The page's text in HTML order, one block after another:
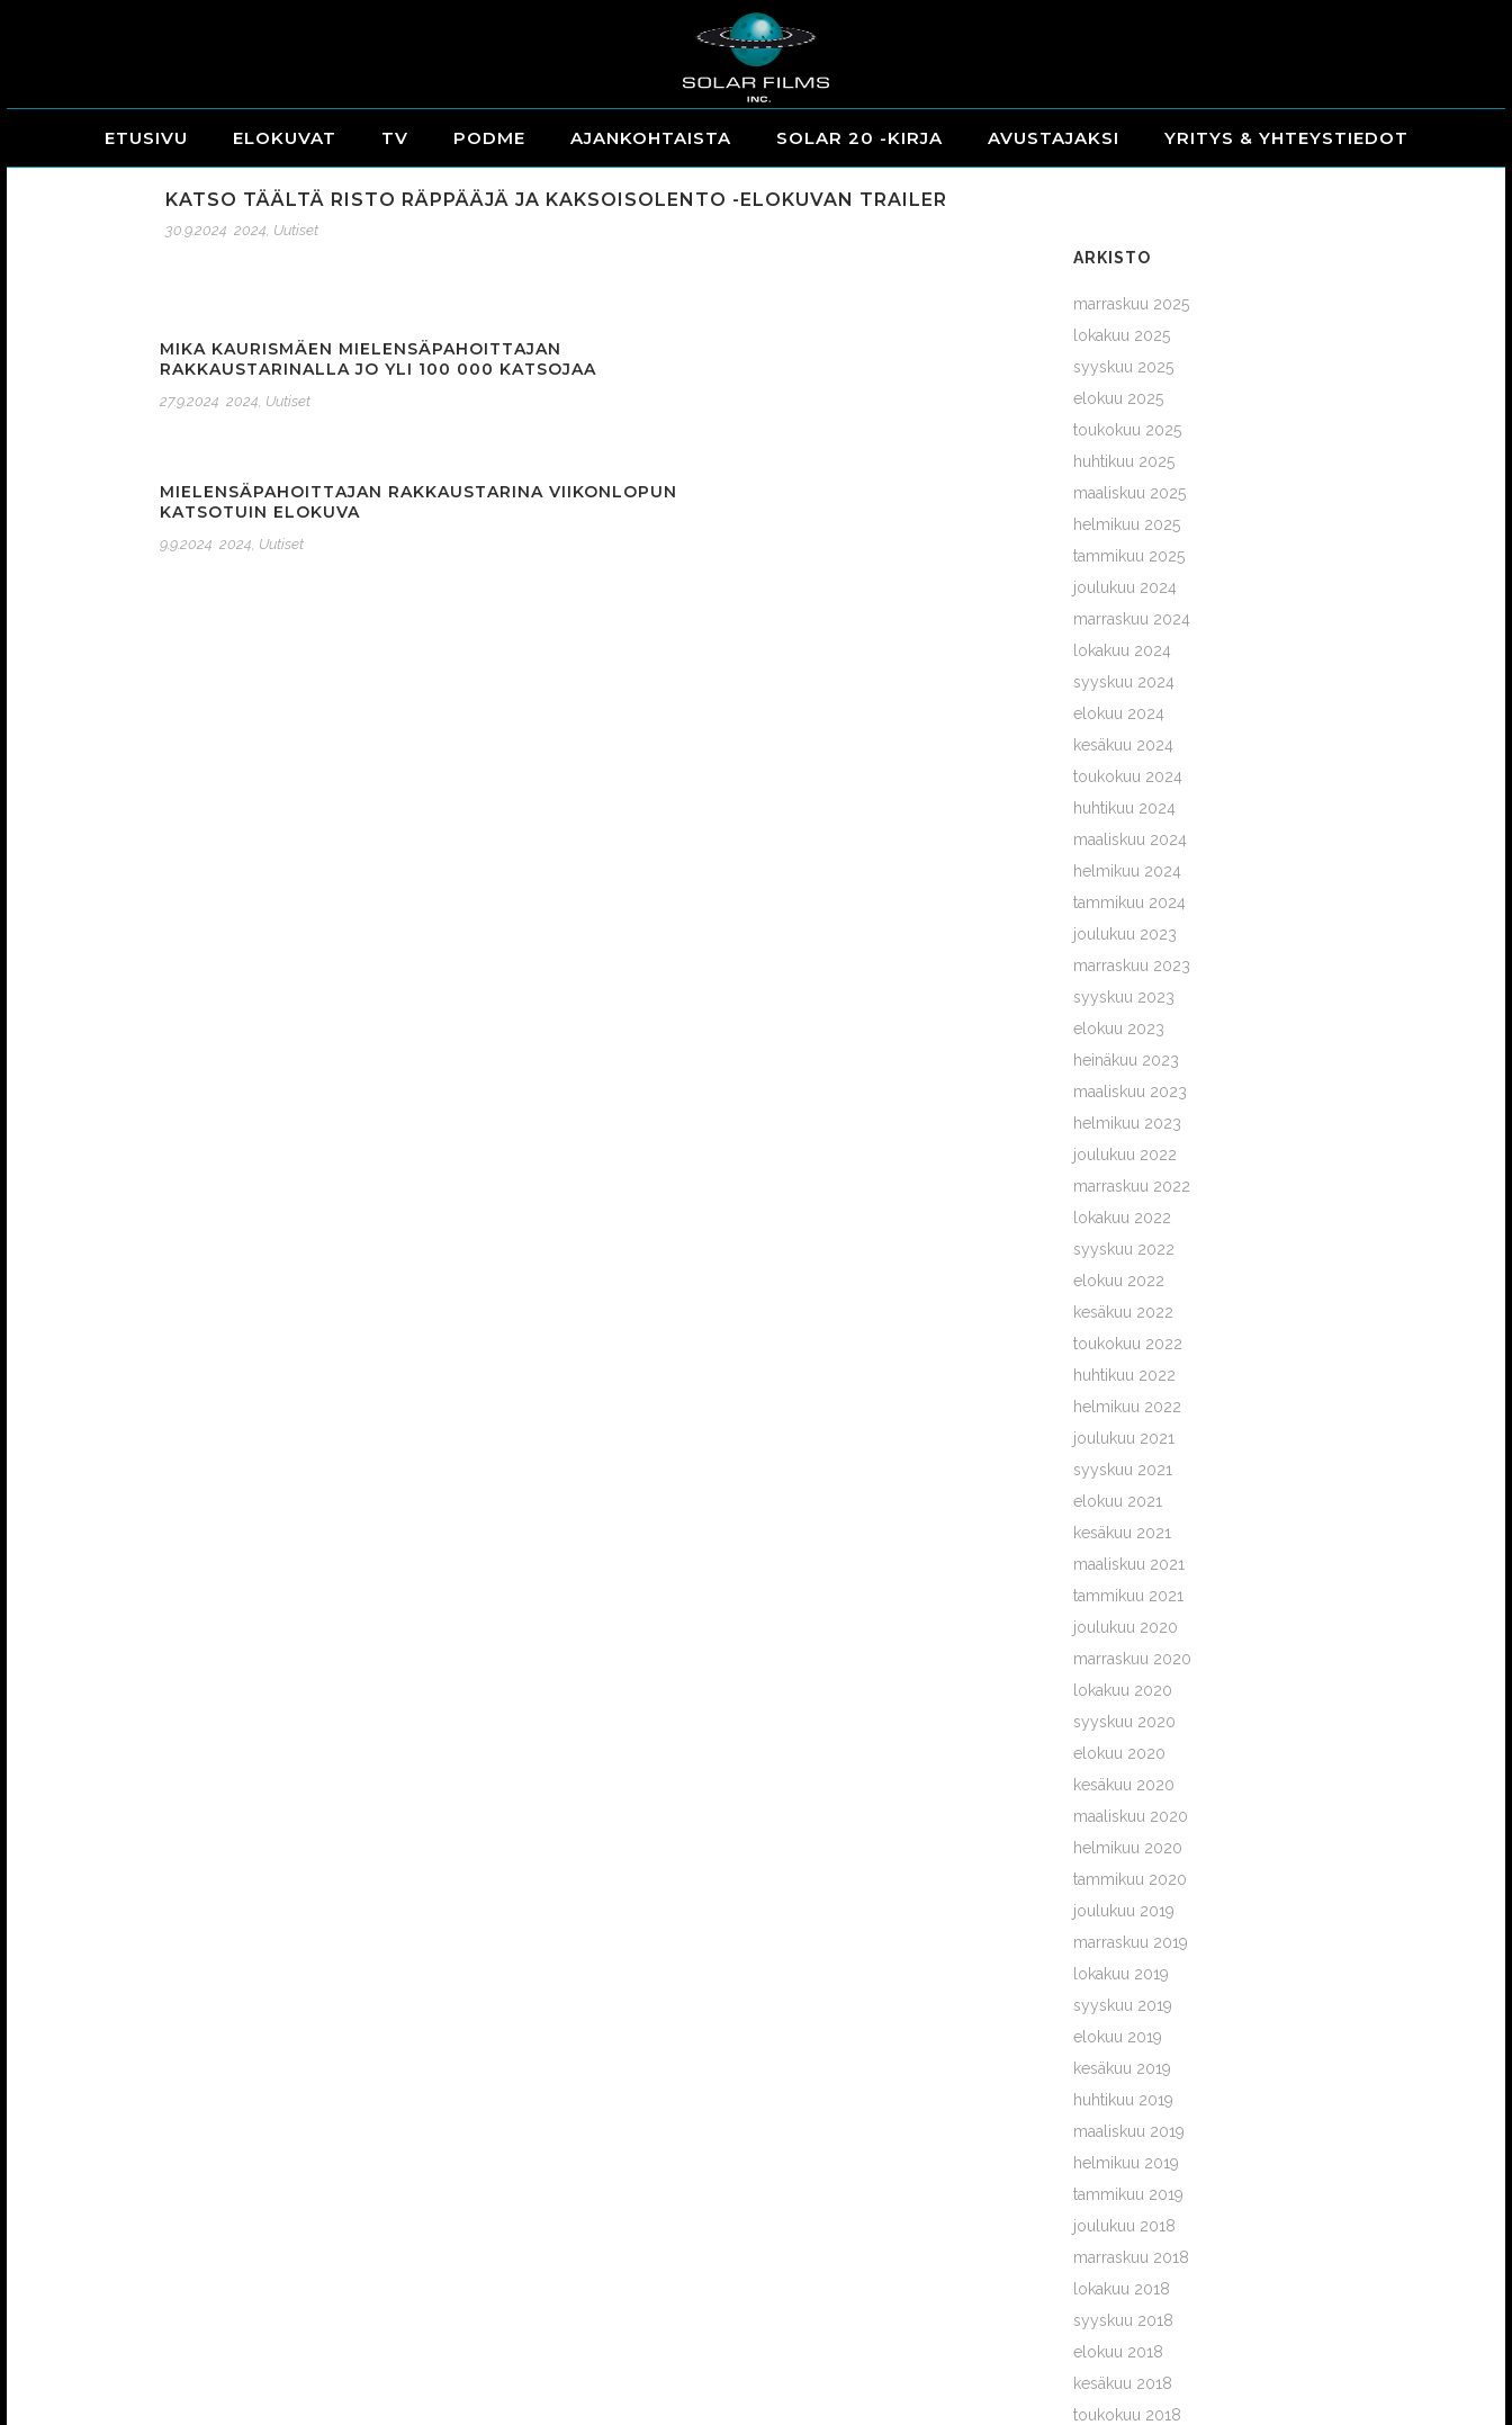
ETUSIVU ELOKUVAT TV PODME AJANKOHTAISTA SOLAR 20 -KIRJA AVUSTAJAKSI YRITYS & YHTEYSTIEDOT
KATSO TÄÄLTÄ RISTO RÄPPÄÄJÄ JA KAKSOISOLENTO -ELOKUVAN TRAILER
30.9.2024 2024, Uutiset
MIKA KAURISMÄEN MIELENSÄPAHOITTAJAN
RAKKAUSTARINALLA JO YLI 100 000 KATSOJAA
27.9.2024 2024, Uutiset
MIELENSÄPAHOITTAJAN RAKKAUSTARINA VIIKONLOPUN
KATSOTUIN ELOKUVA
9.9.2024 2024, Uutiset
ARKISTO
marraskuu 2025
lokakuu 2025
syyskuu 2025
elokuu 2025
toukokuu 2025
huhtikuu 2025
maaliskuu 2025
helmikuu 2025
tammikuu 2025
joulukuu 2024
marraskuu 2024
lokakuu 2024
syyskuu 2024
elokuu 2024
kesäkuu 2024
toukokuu 2024
huhtikuu 2024
maaliskuu 2024
helmikuu 2024
tammikuu 2024
joulukuu 2023
marraskuu 2023
syyskuu 2023
elokuu 2023
heinäkuu 2023
maaliskuu 2023
helmikuu 2023
joulukuu 2022
marraskuu 2022
lokakuu 2022
syyskuu 2022
elokuu 2022
kesäkuu 2022
toukokuu 2022
huhtikuu 2022
helmikuu 2022
joulukuu 2021
syyskuu 2021
elokuu 2021
kesäkuu 2021
maaliskuu 2021
tammikuu 2021
joulukuu 2020
marraskuu 2020
lokakuu 2020
syyskuu 2020
elokuu 2020
kesäkuu 2020
maaliskuu 2020
helmikuu 2020
tammikuu 2020
joulukuu 2019
marraskuu 2019
lokakuu 2019
syyskuu 2019
elokuu 2019
kesäkuu 2019
huhtikuu 2019
maaliskuu 2019
helmikuu 2019
tammikuu 2019
joulukuu 2018
marraskuu 2018
lokakuu 2018
syyskuu 2018
elokuu 2018
kesäkuu 2018
toukokuu 2018